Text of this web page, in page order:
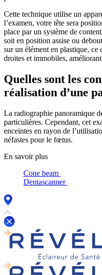
Cette technique utilise un
l’examen, votre tête sera
place par un système de
soit en position assise ou
sur un élément en plastique, ce
droites et immobiles,
Quelles sont les
réalisation d’une
La radiographie panoramique
particulières. Cependant, cet
enceintes en rayon de
néfastes pour le fœtus.
En savoir plus
Cone beam
Dentascanner